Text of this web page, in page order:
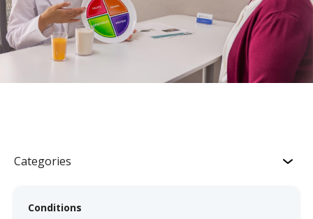
Categories
Conditions